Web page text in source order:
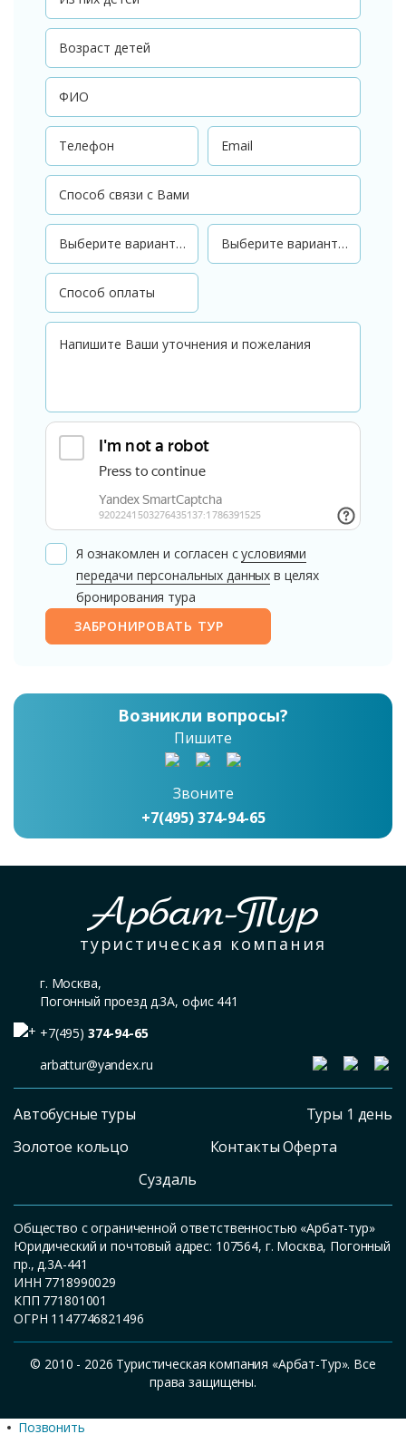
Я ознакомлен и согласен сусловиями
передачи персональных данных в целях
бронирования тура
ЗАБРОНИРОВАТЬ ТУР
Возникли вопросы?
Пишите
Звоните
+7(495) 374-94-65
Арбат-Тур
туристическая компания
г. Москва,
Погонный проезд д.3А, офис 441
+7(495) 374-94-65
arbattur@yandex.ru
Автобусные туры
Золотое кольцо
Суздаль
Туры 1 день
Контакты Оферта
Общество с ограниченной ответственностью «Арбат-тур»
Юридический и почтовый адрес: 107564, г. Москва, Погонный
пр., д.3А-441
ИНН 7718990029
КПП 771801001
ОГРН 1147746821496
© 2010 - 2026 Туристическая компания «Арбат-Тур». Все
права защищены.
Позвонить